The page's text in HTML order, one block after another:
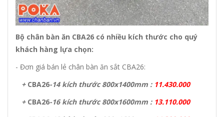
Bộ chân bàn ăn CBA26 có nhiều kích thước cho quý
khách hàng lựa chọn:
- Đơn giá bán lẻ chân bàn ăn sắt CBA26:
+ CBA26-14 kích thước 800x1400mm :11.430.000
+ CBA26-16 kích thước 800x1600mm :13.110.000